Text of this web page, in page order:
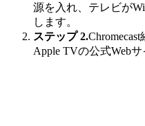
源を入れ、テレビが
します。
ステップ 2.
Apple TVの公式Web